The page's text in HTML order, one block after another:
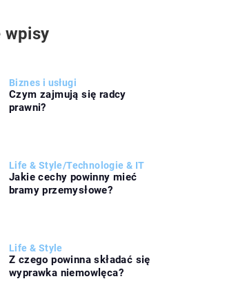
wpisy
Biznes i usługi
Czym zajmują się radcy
prawni?
Life & Style/Technologie & IT
Jakie cechy powinny mieć
bramy przemysłowe?
Life & Style
Z czego powinna składać się
wyprawka niemowlęca?